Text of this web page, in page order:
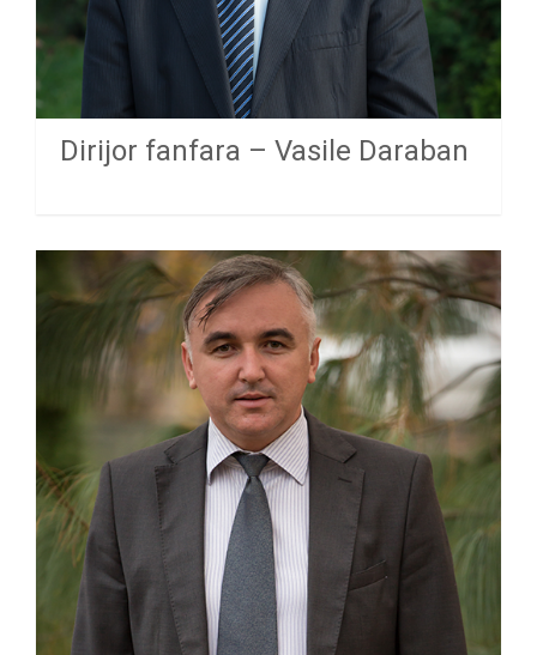
Dirijor fanfara – Vasile Daraban